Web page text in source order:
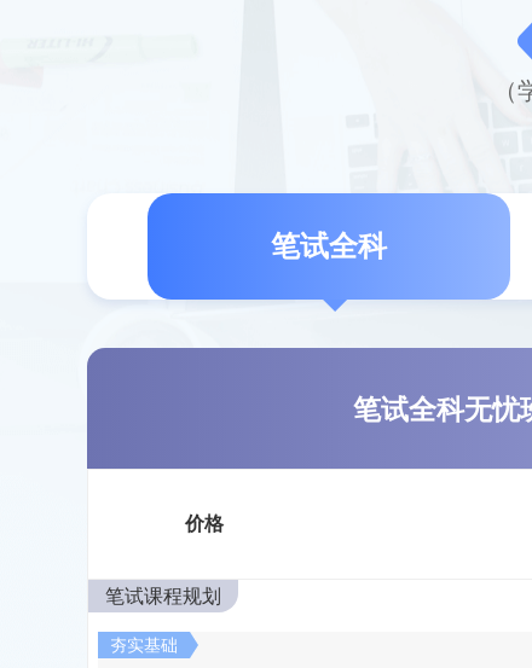
笔试全科
笔试全科无忧
价格
笔试课程规划
夯实基础